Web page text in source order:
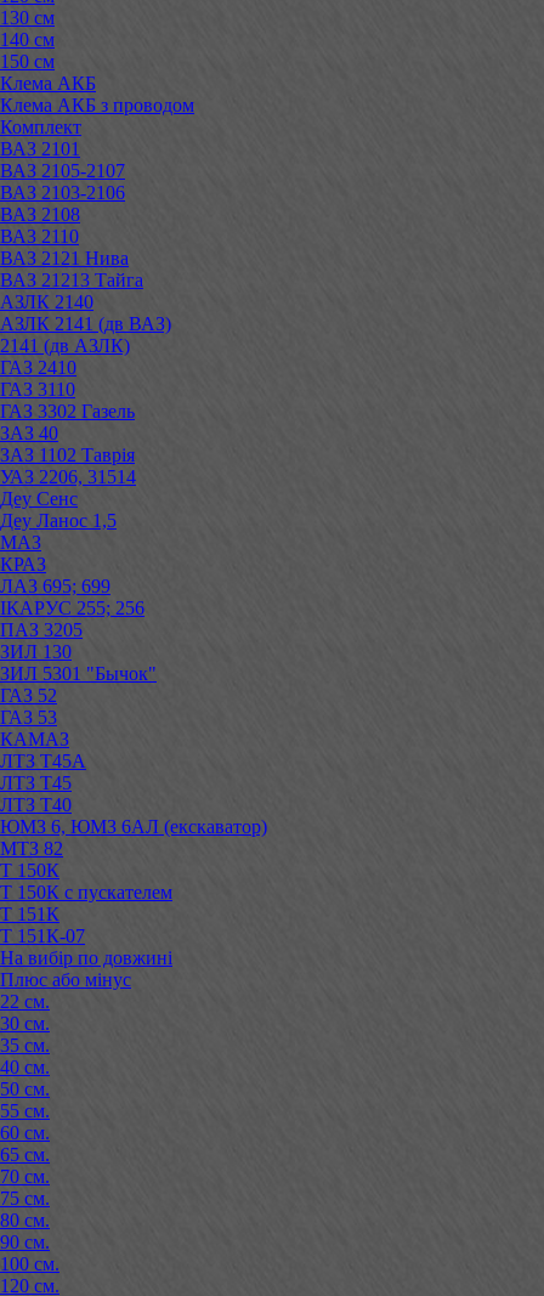
130 см
140 см
150 см
Клема АКБ
Клема АКБ з проводом
Комплект
ВАЗ 2101
ВАЗ 2105-2107
ВАЗ 2103-2106
ВАЗ 2108
ВАЗ 2110
ВАЗ 2121 Нива
ВАЗ 21213 Тайга
АЗЛК 2140
АЗЛК 2141 (дв ВАЗ)
2141 (дв АЗЛК)
ГАЗ 2410
ГАЗ 3110
ГАЗ 3302 Газель
ЗАЗ 40
ЗАЗ 1102 Таврія
УАЗ 2206, 31514
Деу Сенс
Деу Ланос 1,5
МАЗ
КРАЗ
ЛАЗ 695; 699
ІКАРУС 255; 256
ПАЗ 3205
ЗИЛ 130
ЗИЛ 5301 "Бычок"
ГАЗ 52
ГАЗ 53
КАМАЗ
ЛТЗ Т45А
ЛТЗ Т45
ЛТЗ Т40
ЮМЗ 6, ЮМЗ 6АЛ (екскаватор)
МТЗ 82
Т 150К
Т 150К с пускателем
Т 151К
Т 151К-07
На вибір по довжині
Плюс або мінус
22 см.
30 см.
35 см.
40 см.
50 см.
55 см.
60 см.
65 см.
70 см.
75 см.
80 см.
90 см.
100 см.
120 см.